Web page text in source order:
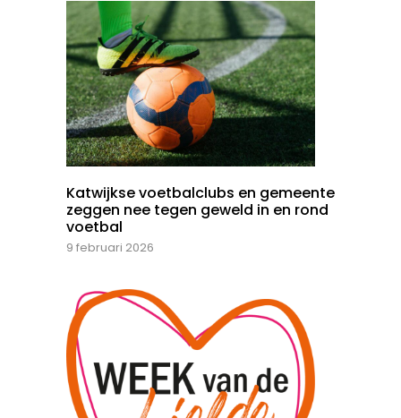
Katwijkse voetbalclubs en gemeente
zeggen nee tegen geweld in en rond
voetbal
9 februari 2026